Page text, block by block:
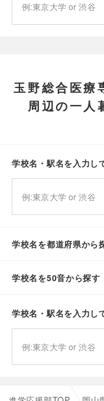
玉野総合医療
周辺の一人
学校名・駅名を入力し
学校名を都道府県から
学校名を50音から探す
学校名・駅名を入力し